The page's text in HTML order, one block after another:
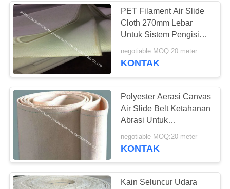
tas mikron
penyaring
Filter Cartridge lipit
PET Filament Air Slide
Cloth 270mm Lebar
Untuk Sistem Pengisian
Truk Silo
negotiable MOQ:20 meter
KONTAK
Polyester Aerasi Canvas
Air Slide Belt Ketahanan
Abrasi Untuk
Transportasi Bubuk
negotiable MOQ:20 meter
KONTAK
Kain Seluncur Udara